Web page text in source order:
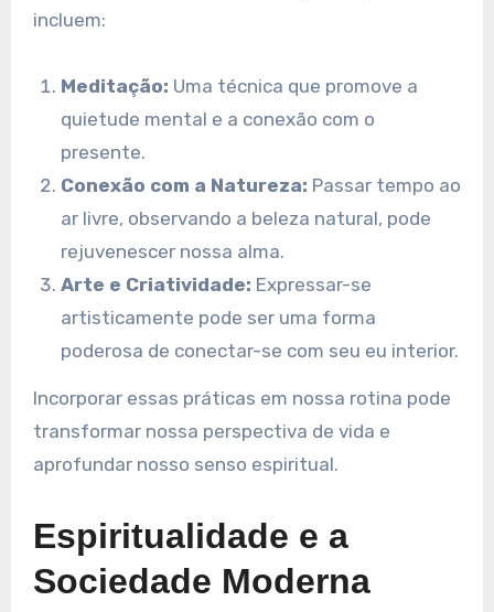
incluem:
Meditação: Uma técnica que promove a
quietude mental e a conexão com o
presente.
Conexão com a Natureza: Passar tempo ao
ar livre, observando a beleza natural, pode
rejuvenescer nossa alma.
Arte e Criatividade: Expressar-se
artisticamente pode ser uma forma
poderosa de conectar-se com seu eu interior.
Incorporar essas práticas em nossa rotina pode
transformar nossa perspectiva de vida e
aprofundar nosso senso espiritual.
Espiritualidade e a
Sociedade Moderna